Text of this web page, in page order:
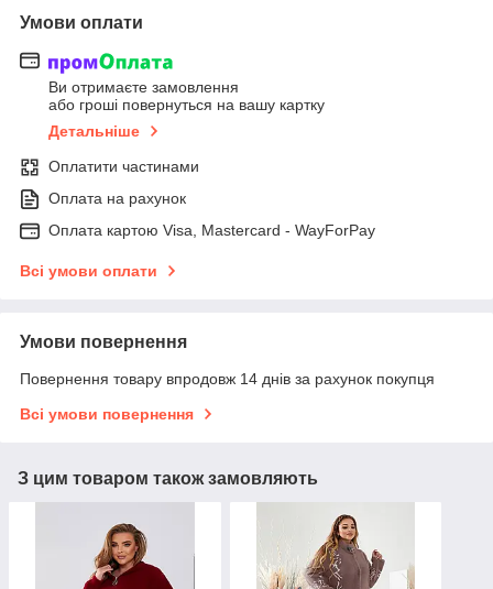
Умови оплати
Ви отримаєте замовлення
або гроші повернуться на вашу картку
Детальніше
Оплатити частинами
Оплата на рахунок
Оплата картою Visa, Mastercard - WayForPay
Всі умови оплати
Умови повернення
Повернення товару впродовж 14 днів за рахунок покупця
Всі умови повернення
З цим товаром також замовляють